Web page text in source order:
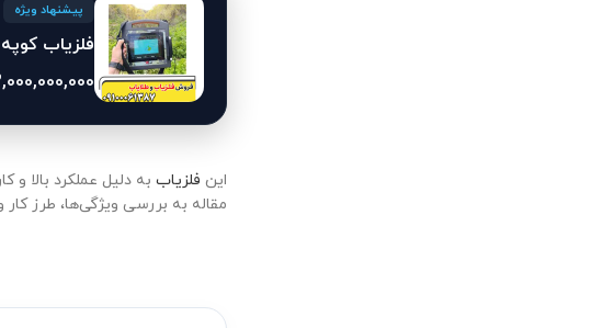
پیشنهاد ویژه
فلزیاب کوپه 8سنسور فول
این فلزیاب به دلیل عملکرد بالا
مقاله به بررسی ویژگی‌ها، طرز کار